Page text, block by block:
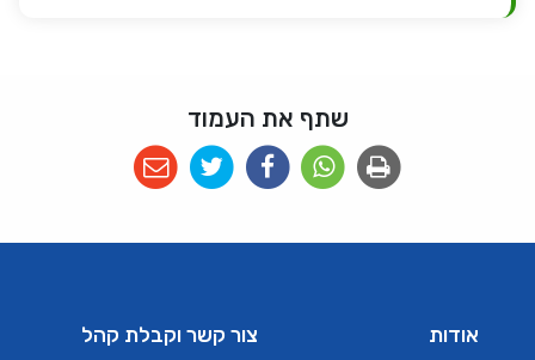
שתף את העמוד
אודות
צור קשר וקבלת קהל